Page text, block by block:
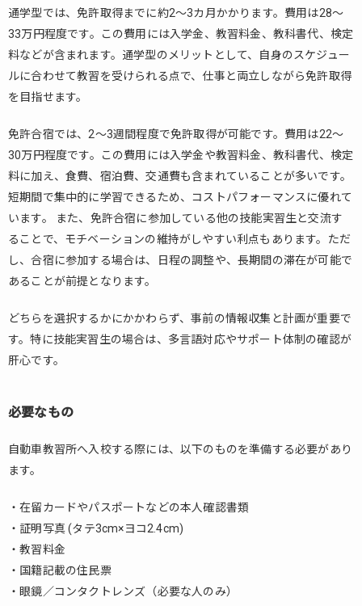
実技
試験
3.
ま
め
通学型では、免許取得までに約2～3カ月かかります。費用は28～
33万円程度です。この費用には入学金、教習料金、教科書代、検定
料などが含まれます。通学型のメリットとして、自身のスケジュー
ルに合わせて教習を受けられる点で、仕事と両立しながら免許取得
を目指せます。
免許合宿では、2～3週間程度で免許取得が可能です。費用は22～
30万円程度です。この費用には入学金や教習料金、教科書代、検定
料に加え、食費、宿泊費、交通費も含まれていることが多いです。
短期間で集中的に学習できるため、コストパフォーマンスに優れて
います。 また、免許合宿に参加している他の技能実習生と交流す
ることで、モチベーションの維持がしやすい利点もあります。ただ
し、合宿に参加する場合は、日程の調整や、長期間の滞在が可能で
あることが前提となります。
どちらを選択するかにかかわらず、事前の情報収集と計画が重要で
す。特に技能実習生の場合は、多言語対応やサポート体制の確認が
肝心です。
必要なもの
自動車教習所へ入校する際には、以下のものを準備する必要があり
ます。
・在留カードやパスポートなどの本人確認書類
・証明写真 (タテ3cm×ヨコ2.4cm)
・教習料金
・国籍記載の住民票
・眼鏡／コンタクトレンズ（必要な人のみ）